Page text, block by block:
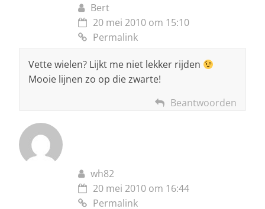
Bert
20 mei 2010 om 15:10
Permalink
Vette wielen? Lijkt me niet lekker rijden
Mooie lijnen zo op die zwarte!
Beantwoorden
wh82
20 mei 2010 om 16:44
Permalink